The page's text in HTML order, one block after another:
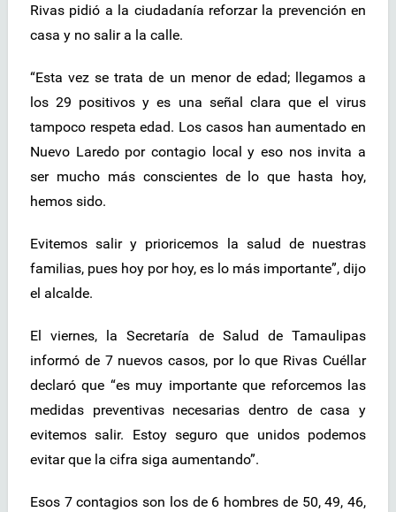
Rivas pidió a la ciudadanía reforzar la prevención en
casa y no salir a la calle.
“Esta vez se trata de un menor de edad; llegamos a
los 29 positivos y es una señal clara que el virus
tampoco respeta edad. Los casos han aumentado en
Nuevo Laredo por contagio local y eso nos invita a
ser mucho más conscientes de lo que hasta hoy,
hemos sido.
Evitemos salir y prioricemos la salud de nuestras
familias, pues hoy por hoy, es lo más importante”, dijo
el alcalde.
El viernes, la Secretaría de Salud de Tamaulipas
informó de 7 nuevos casos, por lo que Rivas Cuéllar
declaró que “es muy importante que reforcemos las
medidas preventivas necesarias dentro de casa y
evitemos salir. Estoy seguro que unidos podemos
evitar que la cifra siga aumentando”.
Esos 7 contagios son los de 6 hombres de 50, 49, 46,